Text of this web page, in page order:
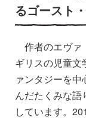
るゴースト
作者のエヴァ
ギリスの児童文
ァンタジーを
んだたくみな
しています。